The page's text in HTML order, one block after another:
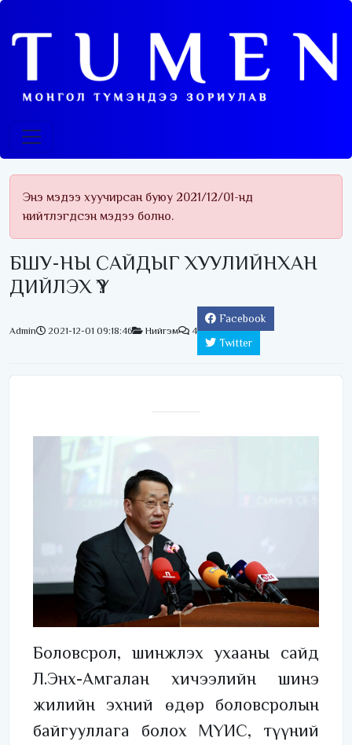
Энэ мэдээ хуучирсан буюу 2021/12/01-нд
нийтлэгдсэн мэдээ болно.
БШУ-НЫ САЙДЫГ ХУУЛИЙНХАН
ДИЙЛЭХ ҮҮ?
Admin 2021-12-01 09:18:46 Нийгэм 4
Facebook
Twitter
Боловсрол, шинжлэх ухааны сайд
Л.Энх-Амгалан хичээлийн шинэ
жилийн эхний өдөр боловсролын
байгууллага болох МҮИС, түүний